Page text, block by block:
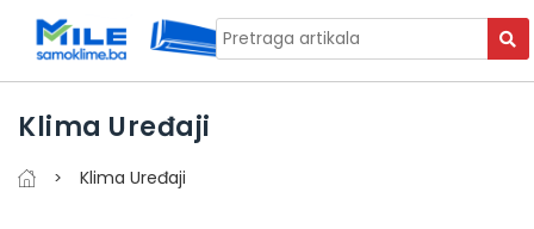
Klima Uređaji
Klima Uređaji